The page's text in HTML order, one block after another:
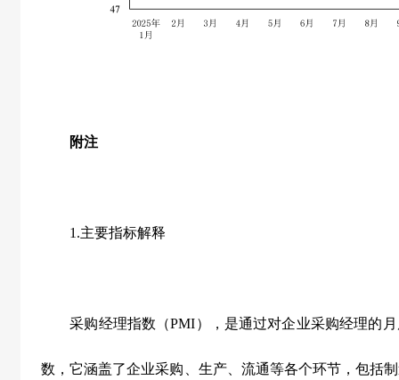
附注
1.主要指标解释
采购经理指数（PMI），是通过对企业采购经理的
数，它涵盖了企业采购、生产、流通等各个环节，包括